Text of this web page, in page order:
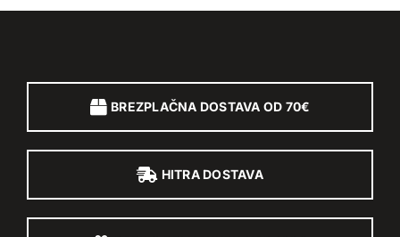
BREZPLAČNA DOSTAVA OD 70€
HITRA DOSTAVA